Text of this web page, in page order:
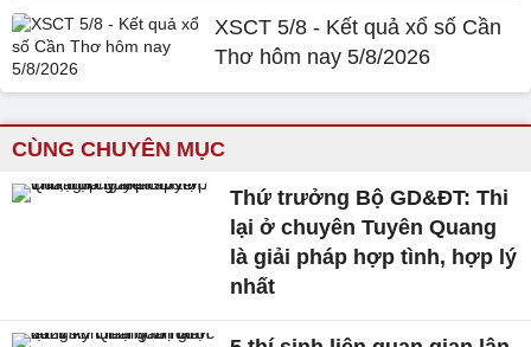
XSCT 5/8 - Kết quả xổ số Cần
Thơ hôm nay 5/8/2026
CÙNG CHUYÊN MỤC
Thứ trưởng Bộ GD&ĐT: Thi
lại ở chuyên Tuyên Quang
là giải pháp hợp tình, hợp lý
nhất